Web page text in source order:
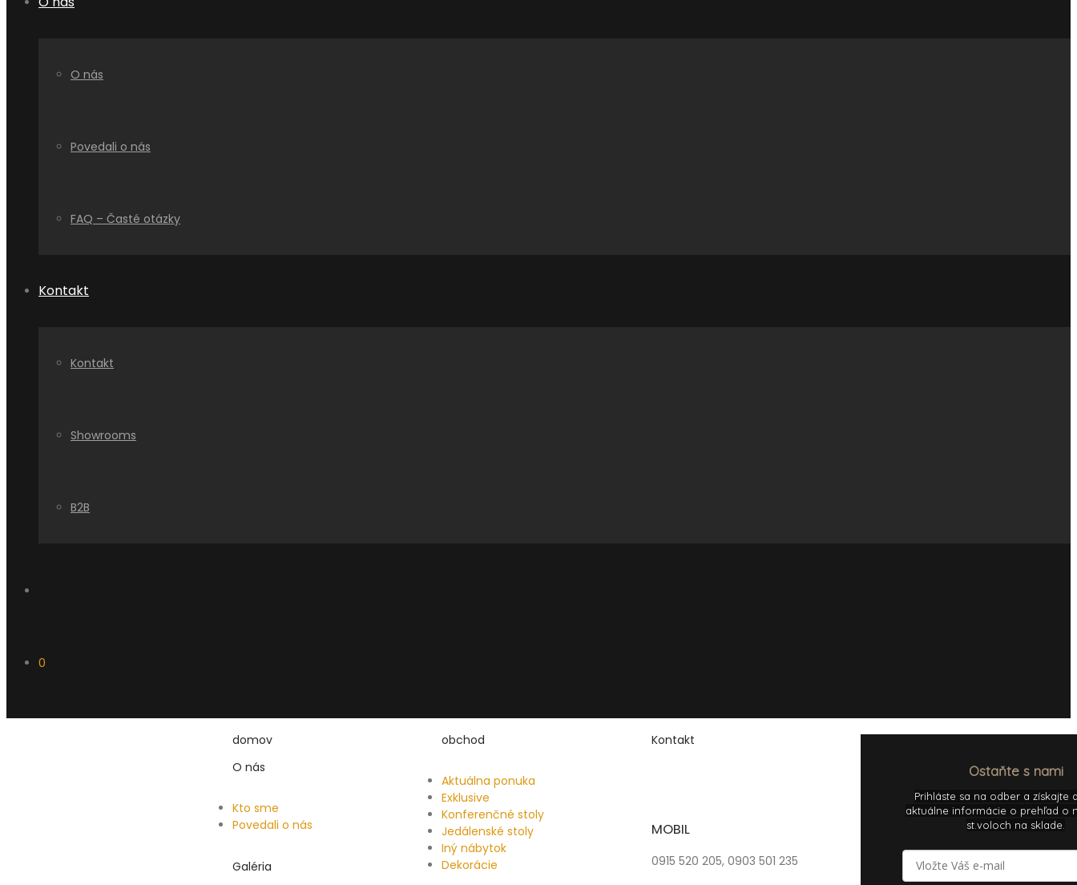
O nás
Povedali o nás
FAQ – Časté otázky
Kontakt
Kontakt
Showrooms
B2B
0
domov
O nás
Kto sme
Povedali o nás
Galéria
obchod
Aktuálna ponuka
Exklusive
Konferenčné stoly
Jedálenské stoly
Iný nábytok
Dekorácie
Kontakt
MOBIL
0915 520 205, 0903 501 235
Ostaňte s nami
Prihláste sa na odber a získajte
aktuálne informácie o prehľad o
st.voloch na sklade.